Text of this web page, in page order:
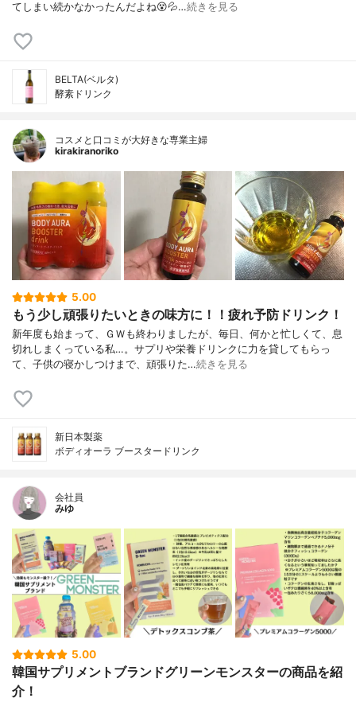
てしまい続かなかったんだよね😵💦…続きを見る
BELTA(ベルタ)
酵素ドリンク
コスメと口コミが大好きな専業主婦
kirakiranoriko
5.00
もう少し頑張りたいときの味方に！！疲れ予防ドリンク！
新年度も始まって、ＧＷも終わりましたが、毎日、何かと忙しくて、息
切れしまくっている私…。サプリや栄養ドリンクに力を貸してもらっ
て、子供の寝かしつけまで、頑張りた…続きを見る
新日本製薬
ボディオーラ ブースタードリンク
会社員
みゆ
5.00
韓国サプリメントブランドグリーンモンスターの商品を紹
介！